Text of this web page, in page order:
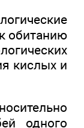
обитанию
кислых и
одного